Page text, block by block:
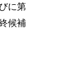
に第
候補